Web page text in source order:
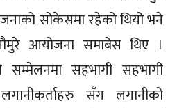
सोकेसमा रहेको थियो भने
आयोजना समाबेस थिए ।
सम्मेलनमा सहभागी सहभागी
सँग लगानीको